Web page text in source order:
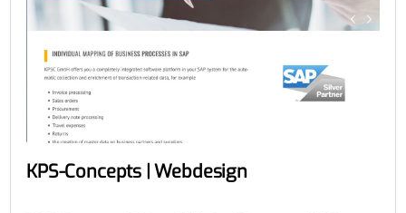
KPS-Concepts | Webdesign